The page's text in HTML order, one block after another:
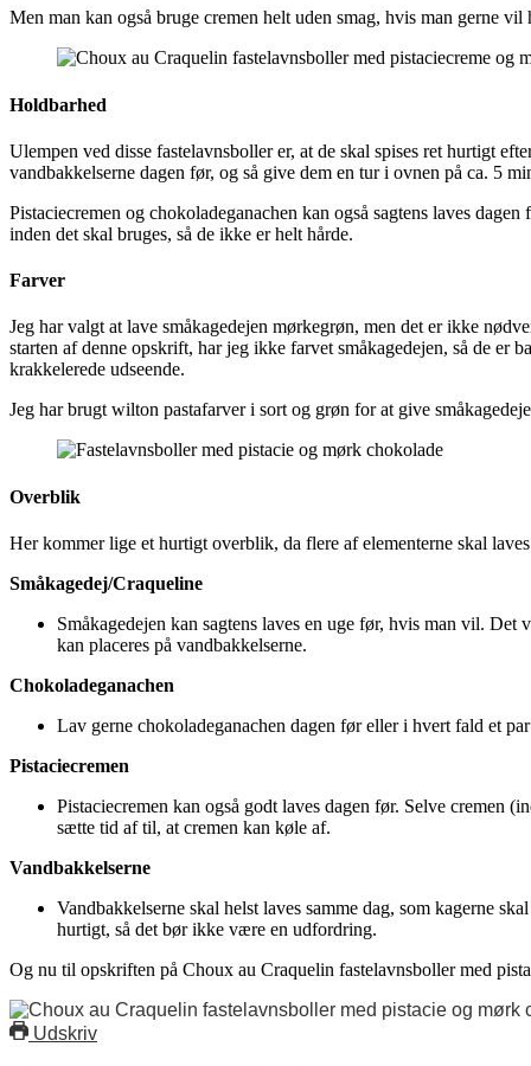
Men man kan også bruge cremen helt uden smag, hvis man gerne
Holdbarhed
Ulempen ved disse fastelavnsboller er, at de skal spises ret hurtigt
vandbakkelserne dagen før, og så give dem en tur i ovnen på ca. 5
Pistaciecremen og chokoladeganachen kan også sagtens laves
inden det skal bruges, så de ikke er helt hårde.
Farver
Jeg har valgt at lave småkagedejen mørkegrøn, men det er ikke
starten af denne opskrift, har jeg ikke farvet småkagedejen, så de er
krakkelerede udseende.
Jeg har brugt wilton pastafarver i sort og grøn for at give
Overblik
Her kommer lige et hurtigt overblik, da flere af elementerne skal
Småkagedej/Craqueline
Småkagedejen kan sagtens laves en uge før, hvis man vil.
kan placeres på vandbakkelserne.
Chokoladeganachen
Lav gerne chokoladeganachen dagen før eller i hvert fald et
Pistaciecremen
Pistaciecremen kan også godt laves dagen før. Selve cremen
sætte tid af til, at cremen kan køle af.
Vandbakkelserne
Vandbakkelserne skal helst laves samme dag, som kagerne
hurtigt, så det bør ikke være en udfordring.
Og nu til opskriften på Choux au Craquelin fastelavnsboller med
Udskriv